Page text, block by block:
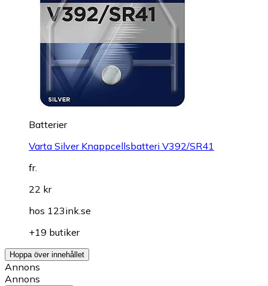
Batterier
Varta Silver Knappcellsbatteri V392/SR41
fr.
22 kr
hos 123ink.se
+19 butiker
Hoppa över innehållet
Annons
Annons